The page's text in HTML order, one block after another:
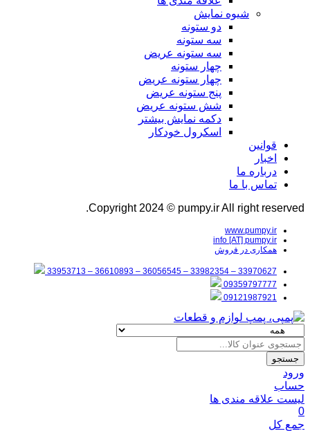
شیوه نمایش
دو ستونه
سه ستونه
سه ستونه عریض
چهار ستونه
چهار ستونه عریض
پنج ستونه عریض
شش ستونه عریض
دکمه نمایش بیشتر
اسکرول خودکار
قوانین
اخبار
درباره ما
تماس با ما
Copyright 2024 © pumpy.ir All right reserved.
www.pumpy.ir
info [AT] pumpy.ir
همکاری در فروش
33970627 – 33982354 – 36056545 – 36610893 – 33953713
09359797777
09121987921
جستجو
ورود
حساب
لیست علاقه مندی ها
0
جمع کل